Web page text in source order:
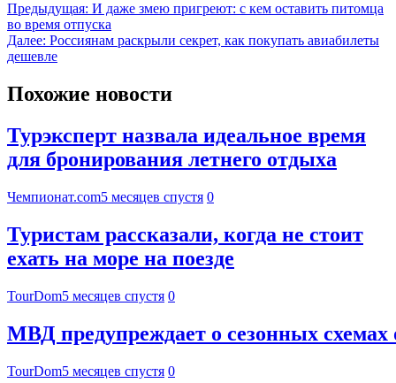
Предыдущая: И даже змею пригреют: с кем оставить питомца
во время отпуска
Далее: Россиянам раскрыли секрет, как покупать авиабилеты
дешевле
Похожие новости
Турэксперт назвала идеальное время
для бронирования летнего отдыха
Чемпионат.com5 месяцев спустя 0
Туристам рассказали, когда не стоит
ехать на море на поезде
TourDom5 месяцев спустя 0
МВД предупреждает о сезонных
TourDom5 месяцев спустя 0